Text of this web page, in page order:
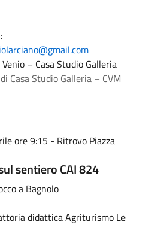
Venio – Casa Studio Galleria
Casa Studio Galleria – CVM
ore 9:15 - Ritrovo Piazza
sentiero CAI 824
a Bagnolo
didattica Agriturismo Le